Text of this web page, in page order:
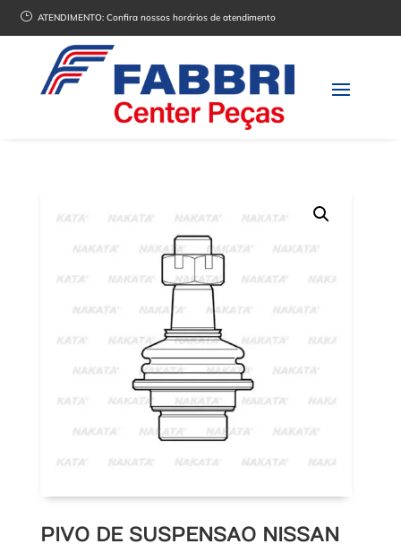
} ATENDIMENTO:Confira nossos horários de atendimento
PIVO DE SUSPENSAO NISSAN